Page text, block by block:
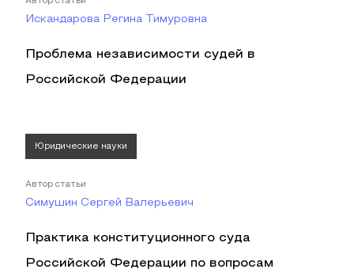
Искандарова Регина Тимуровна
Проблема независимости судей в
Российской Федерации
Юридические науки
Автор статьи
Симушин Сергей Валерьевич
Практика конституционного суда
Российской Федерации по вопросам